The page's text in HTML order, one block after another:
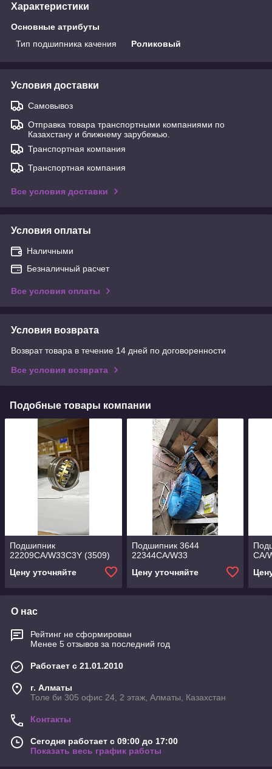
Характеристики
Основные атрибуты
Тип подшипника качения
Роликовый
Условия доставки
Самовывоз
Отправка товара транспортными компаниями по
Казахстану и ближнему зарубежью.
Транспортная компания
Транспортная компания
Все условия доставки
Условия оплаты
Наличными
Безналичный расчет
Все условия оплаты
Условия возврата
Возврат товара в течение 14 дней по договоренности
Все условия возврата
Подобные товары компании
Подшипник
22209CA/W33C3Y (3509)
Цену уточняйте
Подшипник 3644
22344CA/W33
Цену уточняйте
CA/
О нас
Рейтинг не сформирован
Менее 5 отзывов за последний год
Работает с 21.01.2010
г. Алматы
Толе би 305 офис 24, 2 этаж, Алматы, Казахстан
Контакты
Сегодня работает с 09:00 до 17:00
Показать весь график работы